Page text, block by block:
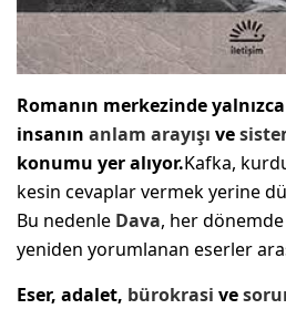
Romanın merkezinde
insanın anlam arayışı ve
konumu yer alıyor.Kafka,
kesin cevaplar vermek yerine
Bu nedenle Dava, her dönemde
yeniden yorumlanan eserler
Eser, adalet, bürokrasi ve